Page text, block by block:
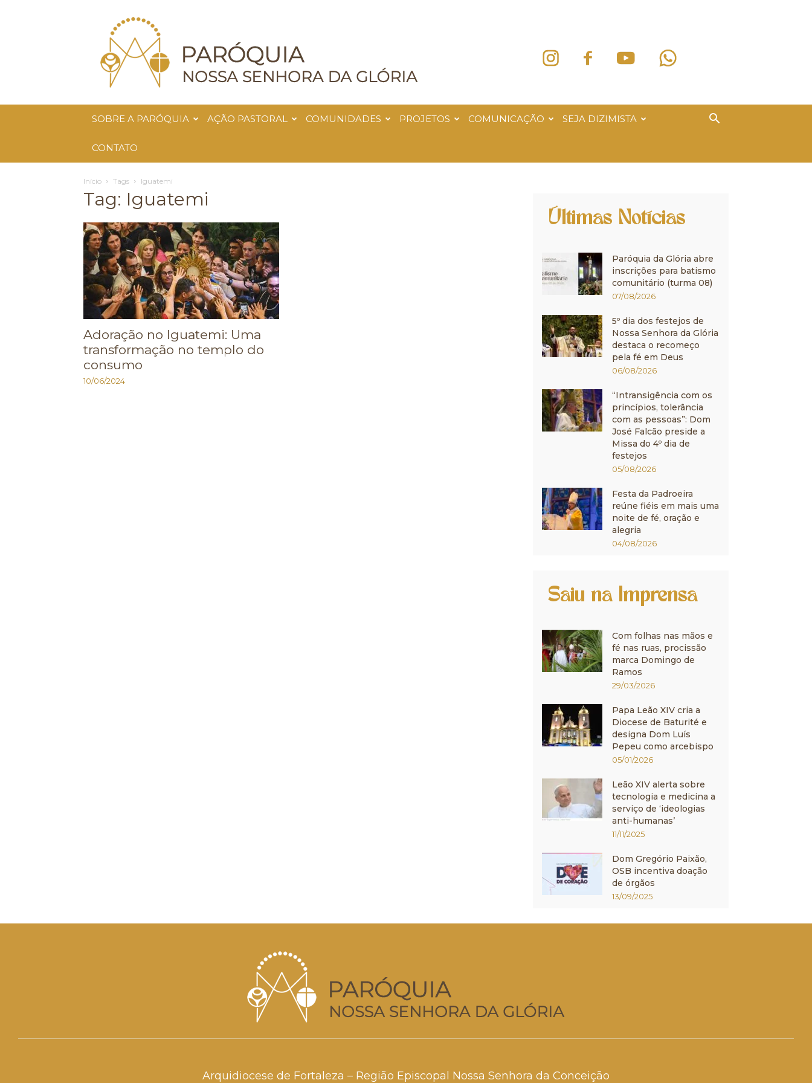
Paróquia
Nossa
Senhora
da
Glória
SOBRE A PARÓQUIA AÇÃO PASTORAL COMUNIDADES PROJETOS COMUNICAÇÃO SEJA DIZIMISTA
CONTATO
Início Tags Iguatemi
Tag: Iguatemi
Adoração no Iguatemi: Uma
transformação no templo do
consumo
10/06/2024
Últimas Notícias
Paróquia da Glória abre
inscrições para batismo
comunitário (turma 08)
07/08/2026
5º dia dos festejos de
Nossa Senhora da Glória
destaca o recomeço
pela fé em Deus
06/08/2026
“Intransigência com os
princípios, tolerância
com as pessoas”: Dom
José Falcão preside a
Missa do 4º dia de
festejos
05/08/2026
Festa da Padroeira
reúne fiéis em mais uma
noite de fé, oração e
alegria
04/08/2026
Saiu na Imprensa
Com folhas nas mãos e
fé nas ruas, procissão
marca Domingo de
Ramos
29/03/2026
Papa Leão XIV cria a
Diocese de Baturité e
designa Dom Luís
Pepeu como arcebispo
05/01/2026
Leão XIV alerta sobre
tecnologia e medicina a
serviço de ‘ideologias
anti-humanas’
11/11/2025
Dom Gregório Paixão,
OSB incentiva doação
de órgãos
13/09/2025
Arquidiocese de Fortaleza – Região Episcopal Nossa Senhora da Conceição